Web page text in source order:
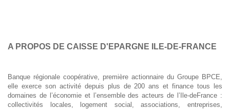
A PROPOS DE CAISSE D'EPARGNE ILE-DE-FRANCE
Banque régionale coopérative, première actionnaire du Groupe BPCE,
elle exerce son activité depuis plus de 200 ans et finance tous les
domaines de l’économie et l’ensemble des acteurs de l’Ile-deFrance :
collectivités locales, logement social, associations, entreprises,